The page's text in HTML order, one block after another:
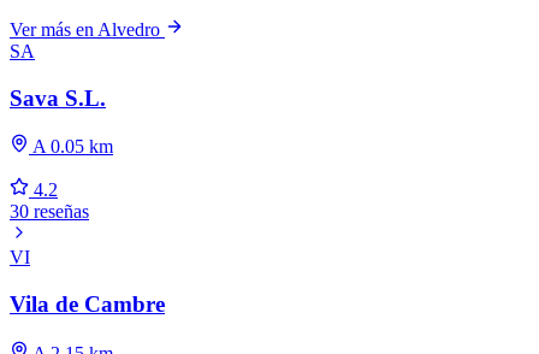
Ver más en Alvedro
SA
Sava S.L.
A 0.05 km
4.2
30 reseñas
VI
Vila de Cambre